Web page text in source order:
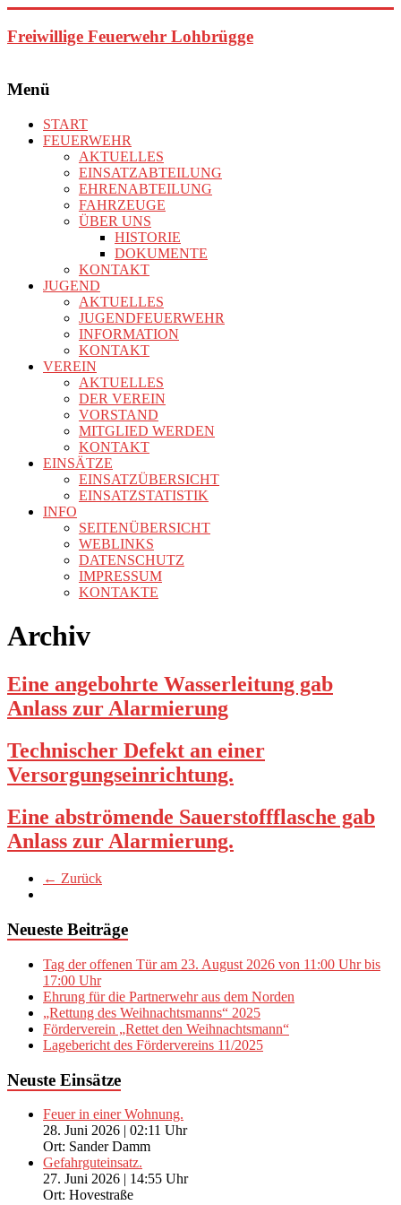
Inhalt
springen
Freiwillige Feuerwehr Lohbrügge
Menü
START
FEUERWEHR
AKTUELLES
EINSATZABTEILUNG
EHRENABTEILUNG
FAHRZEUGE
ÜBER UNS
HISTORIE
DOKUMENTE
KONTAKT
JUGEND
AKTUELLES
JUGENDFEUERWEHR
INFORMATION
KONTAKT
VEREIN
AKTUELLES
DER VEREIN
VORSTAND
MITGLIED WERDEN
KONTAKT
EINSÄTZE
EINSATZÜBERSICHT
EINSATZSTATISTIK
INFO
SEITENÜBERSICHT
WEBLINKS
DATENSCHUTZ
IMPRESSUM
KONTAKTE
Archiv
Eine angebohrte Wasserleitung gab
Anlass zur Alarmierung
Technischer Defekt an einer
Versorgungseinrichtung.
Eine abströmende Sauerstoffflasche gab
Anlass zur Alarmierung.
← Zurück
Neueste Beiträge
Tag der offenen Tür am 23. August 2026 von 11:00 Uhr bis
17:00 Uhr
Ehrung für die Partnerwehr aus dem Norden
„Rettung des Weihnachtsmanns“ 2025
Förderverein „Rettet den Weihnachtsmann“
Lagebericht des Fördervereins 11/2025
Neuste Einsätze
Feuer in einer Wohnung.
28. Juni 2026 | 02:11 Uhr
Ort: Sander Damm
Gefahrguteinsatz.
27. Juni 2026 | 14:55 Uhr
Ort: Hovestraße